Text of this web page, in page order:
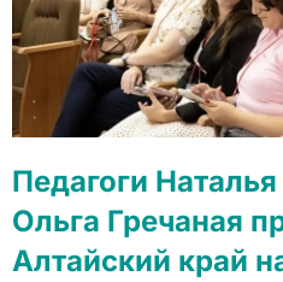
Педагоги
Ольга Гречаная
Алтайский край